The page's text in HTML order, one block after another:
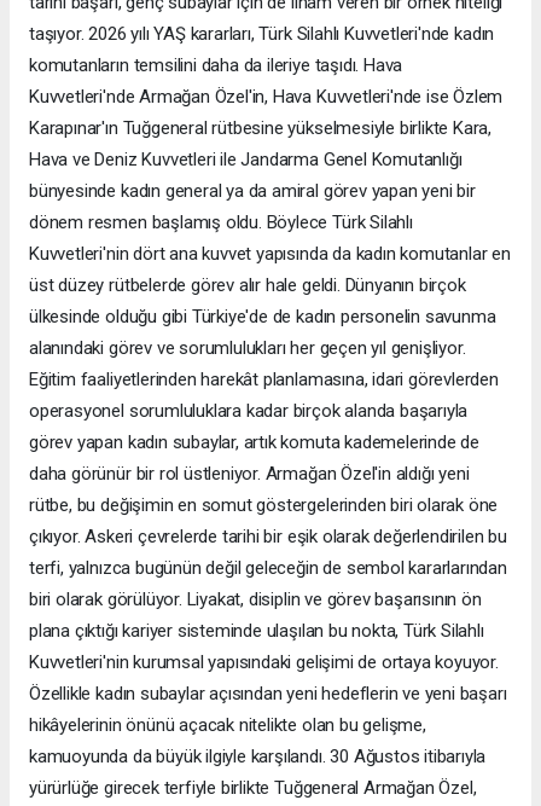
taşıyor. 2026 yılı YAŞ kararları, Türk Silahlı Kuvvetleri'nde kadın
komutanların temsilini daha da ileriye taşıdı. Hava
Kuvvetleri'nde Armağan Özel'in, Hava Kuvvetleri'nde ise Özlem
Karapınar'ın Tuğgeneral rütbesine yükselmesiyle birlikte Kara,
Hava ve Deniz Kuvvetleri ile Jandarma Genel Komutanlığı
bünyesinde kadın general ya da amiral görev yapan yeni bir
dönem resmen başlamış oldu. Böylece Türk Silahlı
Kuvvetleri'nin dört ana kuvvet yapısında da kadın komutanlar en
üst düzey rütbelerde görev alır hale geldi. Dünyanın birçok
ülkesinde olduğu gibi Türkiye'de de kadın personelin savunma
alanındaki görev ve sorumlulukları her geçen yıl genişliyor.
Eğitim faaliyetlerinden harekât planlamasına, idari görevlerden
operasyonel sorumluluklara kadar birçok alanda başarıyla
görev yapan kadın subaylar, artık komuta kademelerinde de
daha görünür bir rol üstleniyor. Armağan Özel'in aldığı yeni
rütbe, bu değişimin en somut göstergelerinden biri olarak öne
çıkıyor. Askeri çevrelerde tarihi bir eşik olarak değerlendirilen bu
terfi, yalnızca bugünün değil geleceğin de sembol kararlarından
biri olarak görülüyor. Liyakat, disiplin ve görev başarısının ön
plana çıktığı kariyer sisteminde ulaşılan bu nokta, Türk Silahlı
Kuvvetleri'nin kurumsal yapısındaki gelişimi de ortaya koyuyor.
Özellikle kadın subaylar açısından yeni hedeflerin ve yeni başarı
hikâyelerinin önünü açacak nitelikte olan bu gelişme,
kamuoyunda da büyük ilgiyle karşılandı. 30 Ağustos itibarıyla
yürürlüğe girecek terfiyle birlikte Tuğgeneral Armağan Özel,